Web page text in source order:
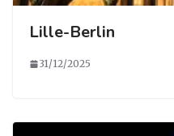
Lille-Berlin
31/12/2025